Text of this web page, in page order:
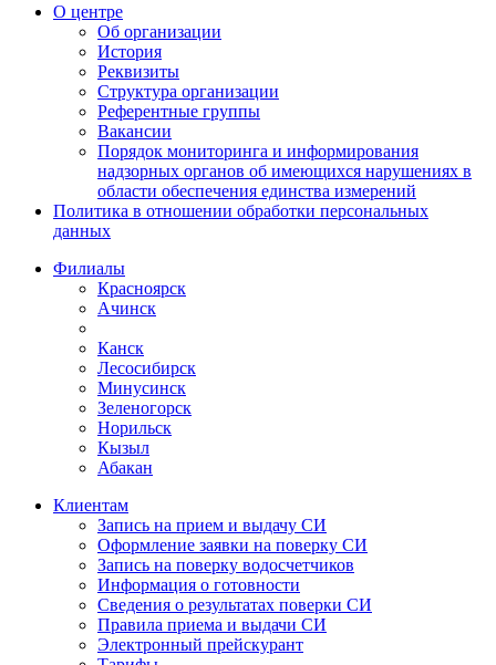
О центре
Об организации
История
Реквизиты
Структура организации
Референтные группы
Вакансии
Порядок мониторинга и информирования
надзорных органов об имеющихся нарушениях в
области обеспечения единства измерений
Политика в отношении обработки персональных
данных
Филиалы
Красноярск
Ачинск
Канск
Лесосибирск
Минусинск
Зеленогорск
Норильск
Кызыл
Абакан
Клиентам
Запись на прием и выдачу СИ
Оформление заявки на поверку СИ
Запись на поверку водосчетчиков
Информация о готовности
Сведения о результатах поверки СИ
Правила приема и выдачи СИ
Электронный прейскурант